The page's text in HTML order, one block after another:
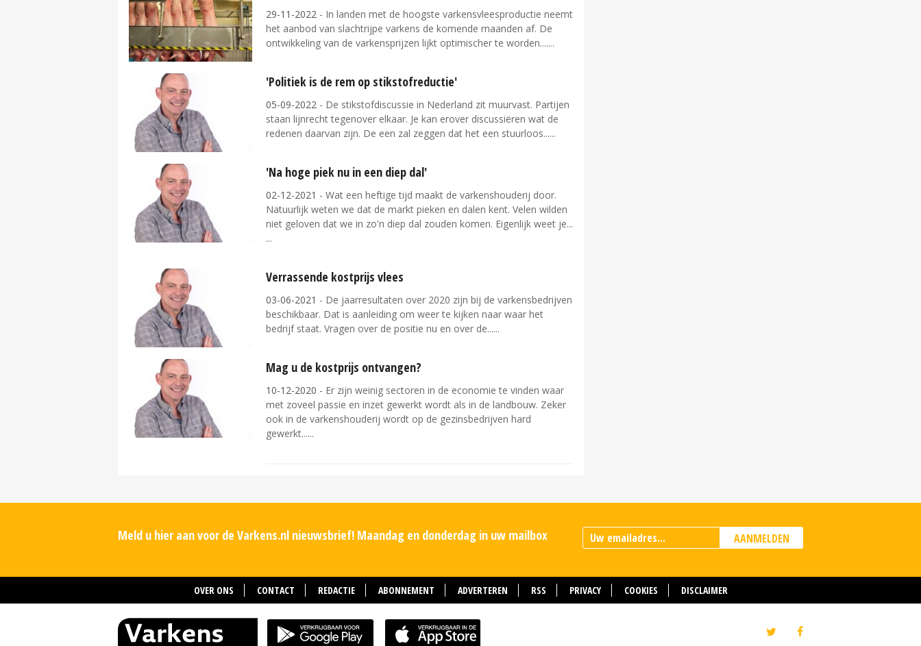
29-11-2022 - In landen met de hoogste varkensvleesproductie neemt
het aanbod van slachtrijpe varkens de komende maanden af. De
ontwikkeling van de varkensprijzen lijkt optimischer te worden....
'Politiek is de rem op stikstofreductie'
05-09-2022 - De stikstofdiscussie in Nederland zit muurvast. Partijen
staan lijnrecht tegenover elkaar. Je kan erover discussiëren wat de
redenen daarvan zijn. De een zal zeggen dat het een stuurloos...
'Na hoge piek nu in een diep dal'
02-12-2021 - Wat een heftige tijd maakt de varkenshouderij door.
Natuurlijk weten we dat de markt pieken en dalen kent. Velen wilden
niet geloven dat we in zo'n diep dal zouden komen. Eigenlijk weet je...
Verrassende kostprijs vlees
03-06-2021 - De jaarresultaten over 2020 zijn bij de varkensbedrijven
beschikbaar. Dat is aanleiding om weer te kijken naar waar het
bedrijf staat. Vragen over de positie nu en over de...
Mag u de kostprijs ontvangen?
10-12-2020 - Er zijn weinig sectoren in de economie te vinden waar
met zoveel passie en inzet gewerkt wordt als in de landbouw. Zeker
ook in de varkenshouderij wordt op de gezinsbedrijven hard
gewerkt...
Meld u hier aan voor de Varkens.nl nieuwsbrief! Maandag en donderdag in uw mailbox AANMELDEN
OVER ONS CONTACT REDACTIE ABONNEMENT ADVERTEREN RSS PRIVACY COOKIES DISCLAIMER